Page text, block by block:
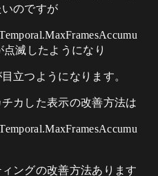
のですが
滅したようになり
立つようになります。
カした表示の改善方法は
ングの改善方法あります